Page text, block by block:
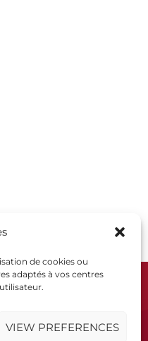
de cookies ou
adaptés à vos centres
VIEW PREFERENCES